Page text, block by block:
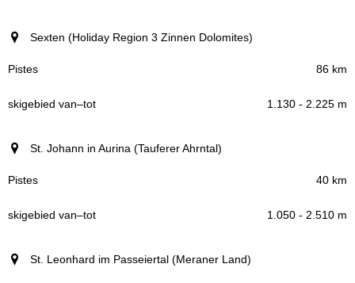
Sexten (Holiday Region 3 Zinnen Dolomites)
86 km
1.130 - 2.225 m
St. Johann in Aurina (Tauferer Ahrntal)
40 km
1.050 - 2.510 m
St. Leonhard im Passeiertal (Meraner Land)